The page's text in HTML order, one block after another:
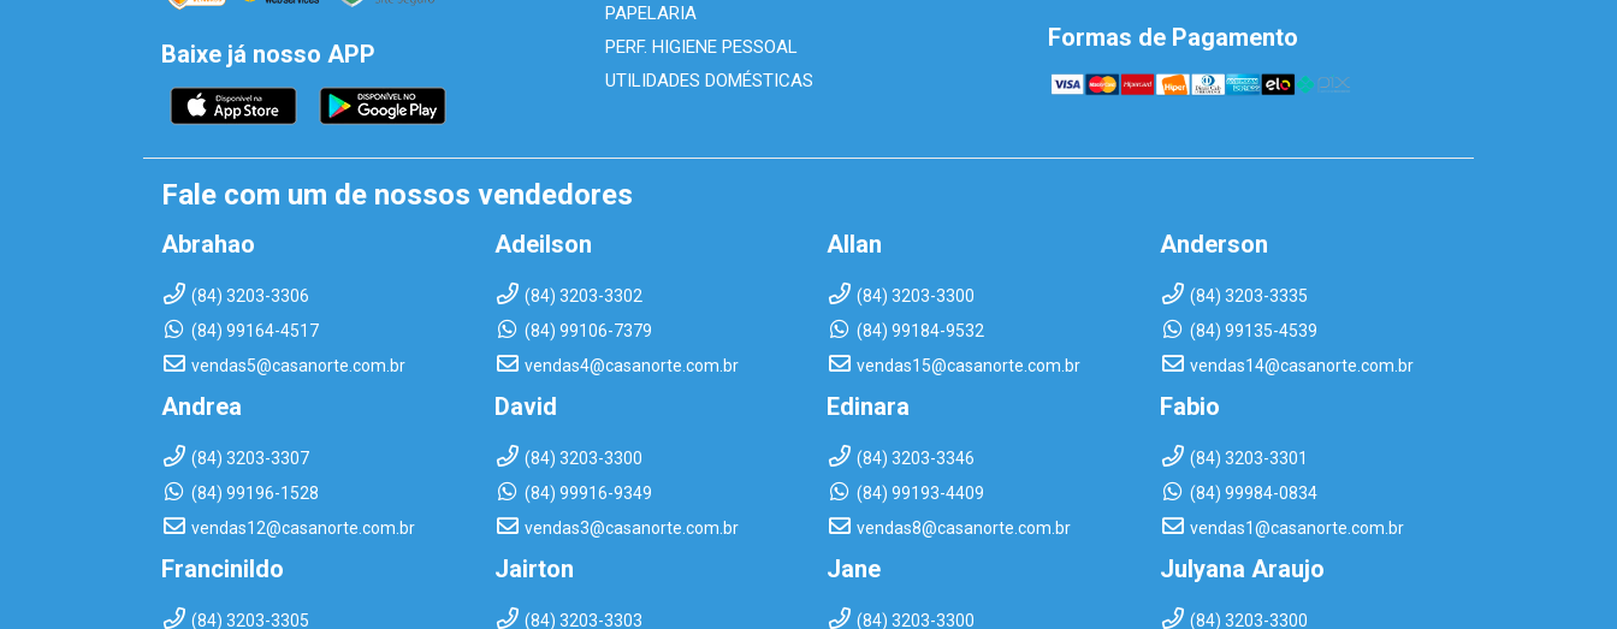
Baixe já nosso APP
PAPELARIA
PERF. HIGIENE PESSOAL
UTILIDADES DOMÉSTICAS
Formas de Pagamento
Fale com um de nossos vendedores
Abrahao
(84) 3203-3306
(84) 99164-4517
vendas5@casanorte.com.br
Adeilson
(84) 3203-3302
(84) 99106-7379
vendas4@casanorte.com.br
Allan
(84) 3203-3300
(84) 99184-9532
vendas15@casanorte.com.br
Anderson
(84) 3203-3335
(84) 99135-4539
vendas14@casanorte.com.br
Andrea
(84) 3203-3307
(84) 99196-1528
vendas12@casanorte.com.br
David
(84) 3203-3300
(84) 99916-9349
vendas3@casanorte.com.br
Edinara
(84) 3203-3346
(84) 99193-4409
vendas8@casanorte.com.br
Fabio
(84) 3203-3301
(84) 99984-0834
vendas1@casanorte.com.br
Francinildo
(84) 3203-3305
Jairton
(84) 3203-3303
Jane
(84) 3203-3300
Julyana Araujo
(84) 3203-3300